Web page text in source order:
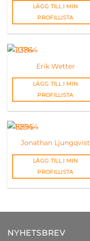
LÄGG TILL I MIN
PROFILLISTA
Erik Wetter
LÄGG TILL I MIN
PROFILLISTA
Jonathan Ljungqvist
LÄGG TILL I MIN
PROFILLISTA
NYHETSBREV